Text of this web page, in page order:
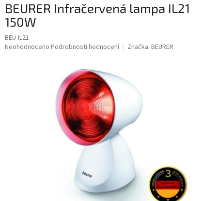
BEURER Infračervená lampa IL21
150W
BEU-IL21
Průměrné
Neohodnoceno Podrobnosti hodnocení Značka: BEURER